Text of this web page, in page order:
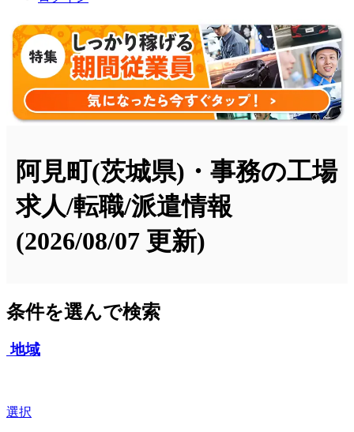
阿見町(茨城県)・事務の工場
求人/転職/派遣情報
(2026/08/07 更新)
条件を選んで検索
地域
選択